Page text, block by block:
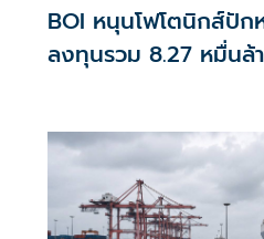
BOI หนุนโฟโตนิกส์ปัก
ลงทุนรวม 8.27 หมื่นล้